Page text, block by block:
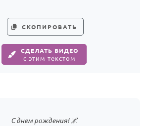
СКОПИРОВАТЬ
СДЕЛАТЬ ВИДЕО
с этим текстом
С днем рождения! 🌌